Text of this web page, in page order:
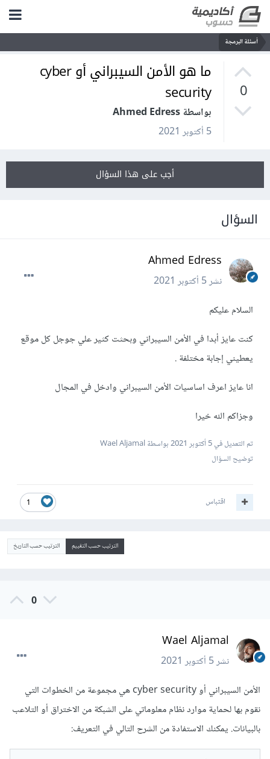
أسئلة البرمجة
0
ما هو الأمن السيبراني أو cyber
security
بواسطة Ahmed Edress
5 أكتوبر 2021
أجب على هذا السؤال
السؤال
Ahmed Edress
نشر5 أكتوبر 2021
السلام عليكم
كنت عايز أبدا في الأمن السيبراني وبحثت كثير علي جوجل كل موقع
يعطيني إجابة مختلفة .
انا عايز اعرف اساسيات الأمن السيبراني وادخل في المجال
وجزاكم الله خيرا
تم التعديل في5 أكتوبر 2021
بواسطة Wael Aljamal
توضيح السؤال
1 اقتباس
الترتيب حسب التقييم الترتيب حسب التاريخ
0
Wael Aljamal
نشر5 أكتوبر 2021
الأمن السيبراني أو cyber security هي مجموعة من الخطوات التي
نقوم بها لحماية موارد نظام معلوماتي على الشبكة من الاختراق أو التلاعب
بالبيانات. يمكنك الاستفادة من الشرح التالي في التعريف: